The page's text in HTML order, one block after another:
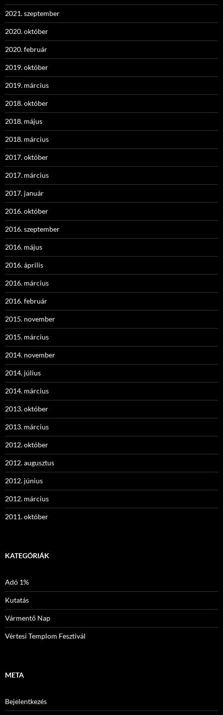
2021. szeptember
2020. október
2020. február
2019. október
2019. március
2018. október
2018. május
2018. március
2017. október
2017. március
2017. január
2016. október
2016. szeptember
2016. május
2016. április
2016. március
2016. február
2015. november
2015. március
2014. november
2014. július
2014. március
2013. október
2013. március
2012. október
2012. augusztus
2012. június
2012. március
2011. október
KATEGÓRIÁK
Adó 1%
Kutatás
Vármentő Nap
Vértesi Templom Fesztivál
META
Bejelentkezés